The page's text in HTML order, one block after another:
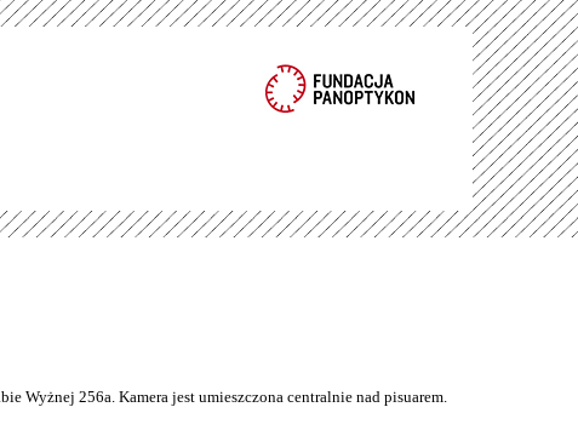
Wyżnej 256a. Kamera jest umieszczona centralnie nad pisuarem.